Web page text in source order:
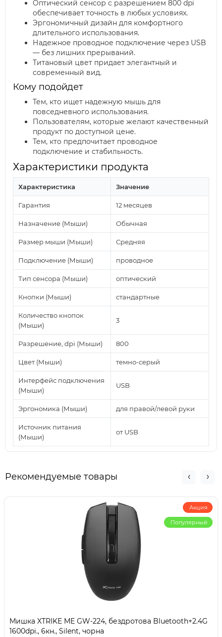
Оптический сенсор с разрешением 800 dpi
обеспечивает точность в любых условиях.
Эргономичный дизайн для комфортного
длительного использования.
Надежное проводное подключение через USB
— без лишних прерываний.
Титановый цвет придает элегантный и
современный вид.
Кому подойдет
Тем, кто ищет надежную мышь для
повседневного использования.
Пользователям, которые желают качественный
продукт по доступной цене.
Тем, кто предпочитает проводное
подключение и стабильность.
Характеристики продукта
Характеристика Значение
Гарантия 12 месяцев
Назначение (Мыши) Обычная
Размер мыши (Мыши) Средняя
Подключение (Мыши) проводное
Тип сенсора (Мыши) оптический
Кнопки (Мыши) стандартные
Количество кнопок
(Мыши)
3
Разрешение, dpi (Мыши) 800
Цвет (Мыши) темно-серый
Интерфейс подключения
(Мыши)
USB
Эргономика (Мыши) для правой/левой руки
Источник питания
(Мыши)
от USB
Рекомендуемые товары
Акция
Популярный
Мишка XTRIKE ME GW-224, бездротова Bluetooth+2.4G
1600dpi., 6кн., Silent, чорна